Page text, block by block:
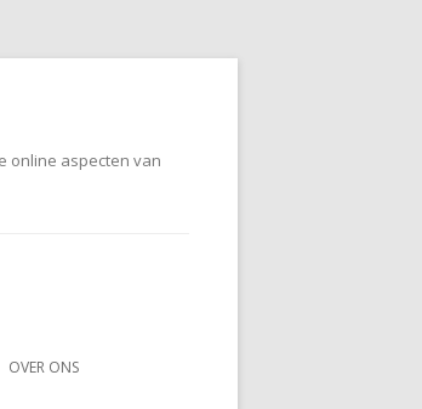
online aspecten van
OVER ONS